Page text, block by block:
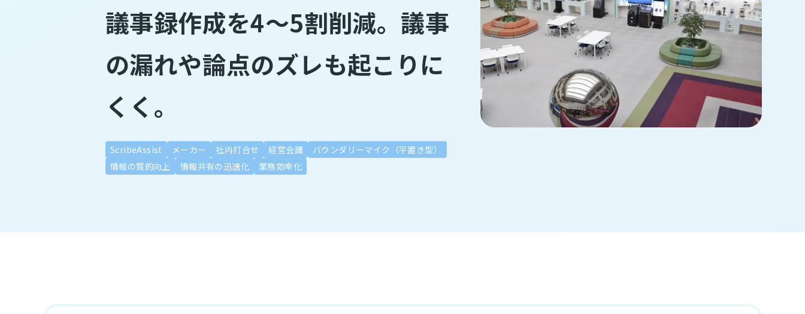
議事録作成を4～5割削減。議事
の漏れや論点のズレも起こりに
くく。
ScribeAssist メーカー 社内打合せ 経営会議
バウンダリーマイク（平置き型）
情報の質的向上
情報共有の迅速化 業務効率化